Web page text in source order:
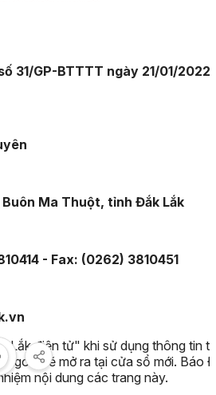
31/GP-BTTTT ngày 21/01/2022
Ma Thuột, tỉnh Đắk Lắk
- Fax: (0262) 3810451
Lắk điện tử" khi sử dụng thông tin
ngoài sẽ mở ra tại cửa sổ mới. Báo
nội dung các trang này.